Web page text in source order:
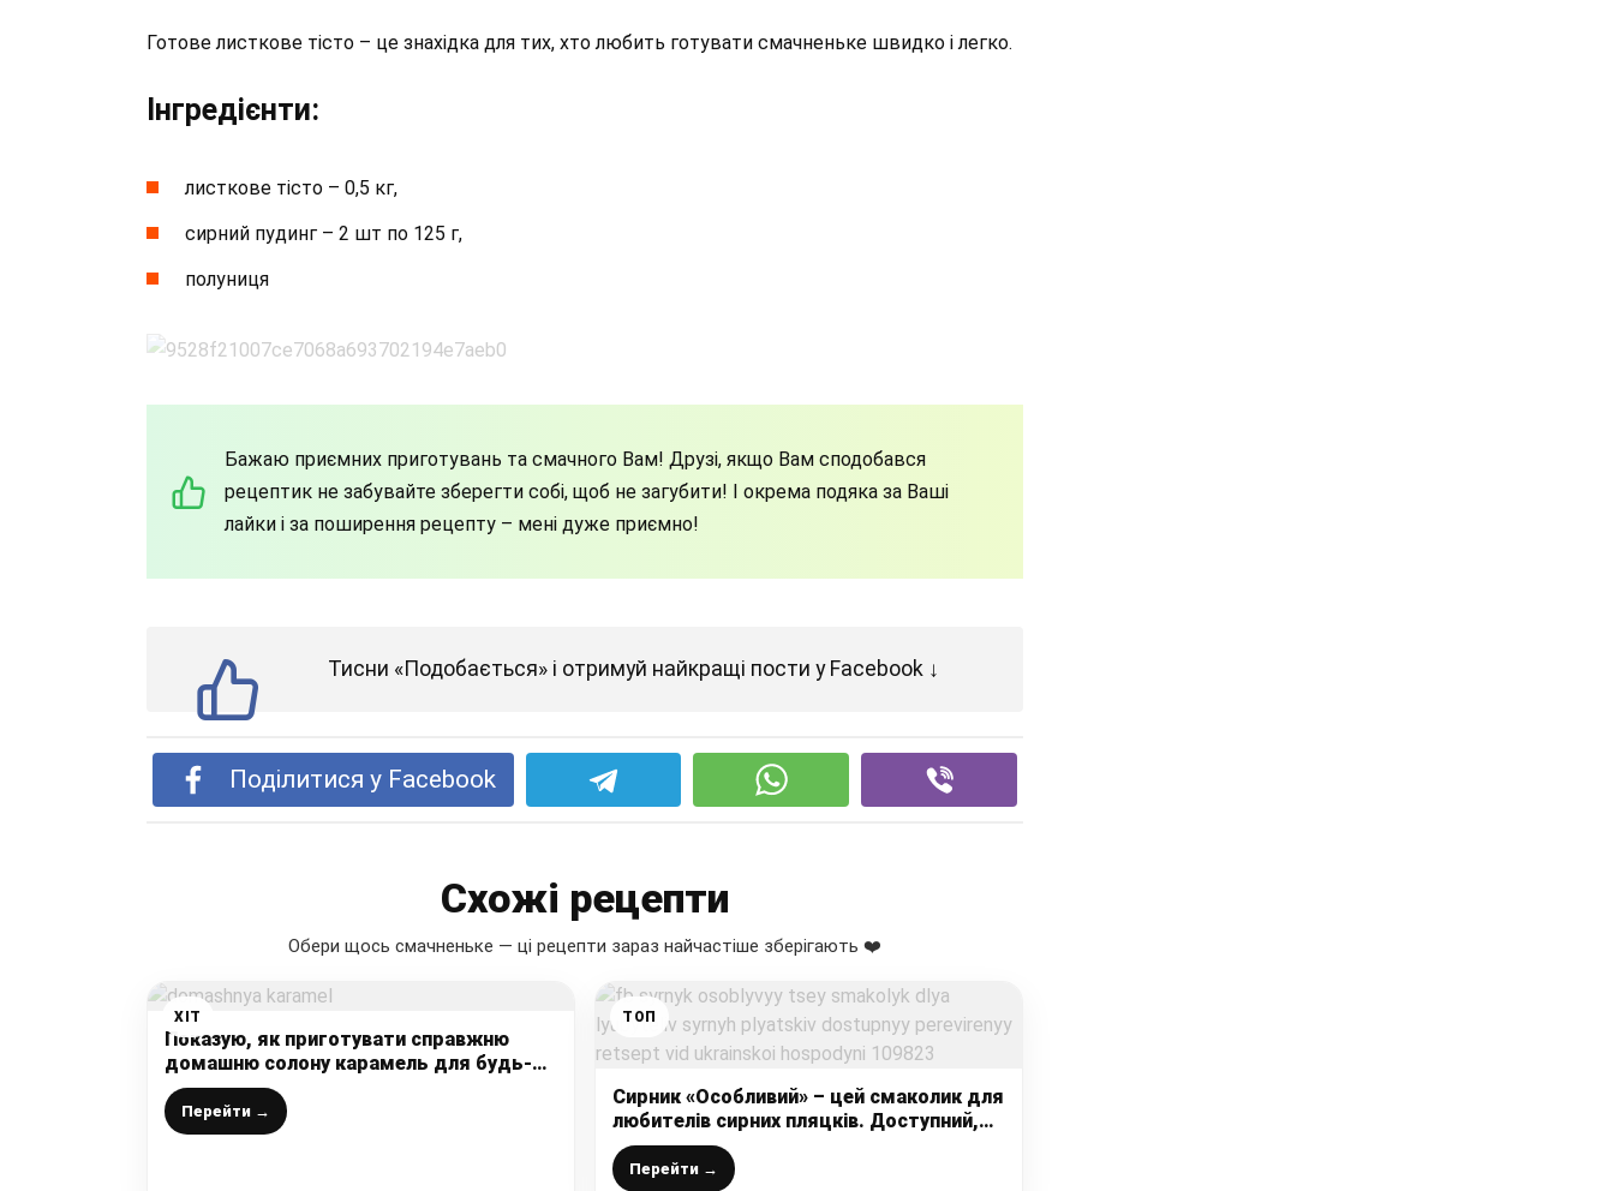
Готове листкове тісто – це знахідка для тих, хто любить готувати смачненьке швидко і легко.
Інгредієнти:
листкове тісто – 0,5 кг,
сирний пудинг – 2 шт по 125 г,
полуниця
Бажаю приємних приготувань та смачного Вам! Друзі, якщо Вам сподобався
рецептик не забувайте зберегти собі, щоб не загубити! І окрема подяка за Ваші
лайки і за поширення рецепту – мені дуже приємно!
Тисни «Подобається» і отримуй найкращі пости у Facebook ↓
Поділитися у Facebook
Схожі рецепти
Обери щось смачненьке — ці рецепти зараз найчастіше зберігають ❤️
ХІТ
Показую, як приготувати справжню
домашню солону карамель для будь-
яких десертів: зберігайте рецепт у свою
кулінарну скарбничку
Перейти →
ТОП
Сирник «Особливий» – цей смаколик для
любителів сирних пляцків. Доступний,
перевірений рецепт від української
господині
Перейти →